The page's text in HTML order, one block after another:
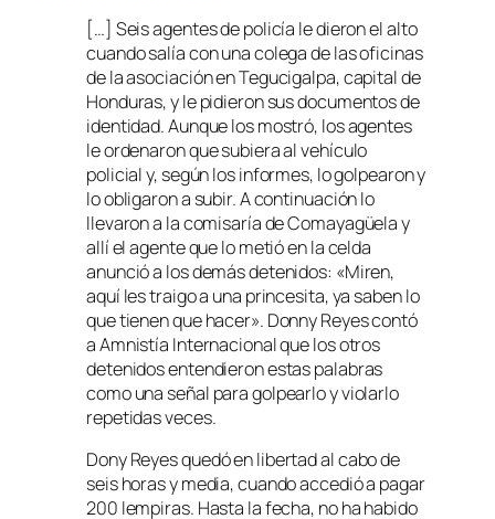
[…] Seis agentes de policía le dieron el alto
cuando salía con una colega de las oficinas
de la asociación en Tegucigalpa, capital de
Honduras, y le pidieron sus documentos de
identidad. Aunque los mostró, los agentes
le ordenaron que subiera al vehículo
policial y, según los informes, lo golpearon y
lo obligaron a subir. A continuación lo
llevaron a la comisaría de Comayagüela y
allí el agente que lo metió en la celda
anunció a los demás detenidos: «Miren,
aquí les traigo a una princesita, ya saben lo
que tienen que hacer». Donny Reyes contó
a Amnistía Internacional que los otros
detenidos entendieron estas palabras
como una señal para golpearlo y violarlo
repetidas veces.
Dony Reyes quedó en libertad al cabo de
seis horas y media, cuando accedió a pagar
200 lempiras. Hasta la fecha, no ha habido